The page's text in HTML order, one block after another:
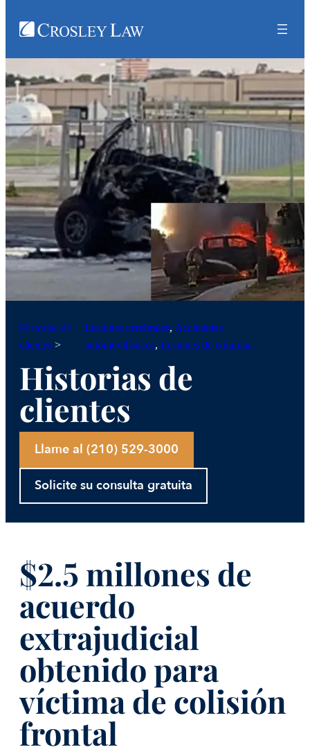
Historias de
clientes >
Lesiones cerebrales, Accidentes
automovilísticos, Lesiones de columna
Historias de
clientes
Llame al (210) 529-3000
Solicite su consulta gratuita
$2.5 millones de
acuerdo
extrajudicial
obtenido para
víctima de colisión
frontal